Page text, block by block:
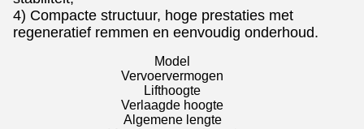
4) Compacte structuur, hoge prestaties met
regeneratief remmen en eenvoudig onderhoud.
Model
Vervoervermogen
Lifthoogte
Verlaagde hoogte
Algemene lengte